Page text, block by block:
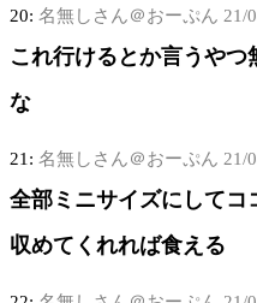
20: 名無しさん＠おーぷん 21/
これ行けるとか言うや
な
21: 名無しさん＠おーぷん 21/
全部ミニサイズにしてコ
収めてくれれば食える